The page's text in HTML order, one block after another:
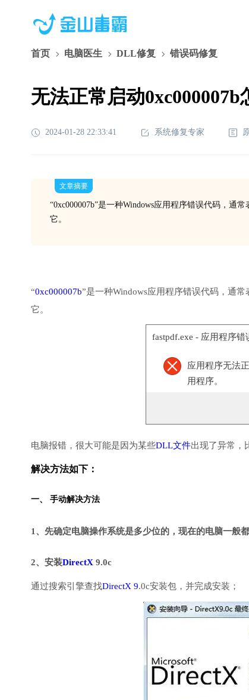
首页 电脑医生 DLL修复 错误码修复
无法正常启动0xc000007b
2024-01-28 22:33:41 系统修复专家
文章摘要
“0xc000007b”是一种Windows应用程序错误代码，通
它。
“0xc000007b”是一种Windows应用程序错误代码，通
它。
fastpdf.exe - 应用程序错
应用程序无法
用程序。
电脑报错，很大可能是因为某些DLL文件出现了异常，
解决方法如下：
一、 手动解决方法
1、先确定电脑操作系统是多少位的，现在的电脑一般
2、安装DirectX 9.0c
通过搜索引擎查找DirectX 9.0c安装包，并完成安装；